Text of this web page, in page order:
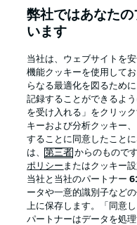
言語をお選びください
日本語
弊社ではあなた
います
当社は、ウェブサイトを
機能クッキーを使用して
らなる最適化を図るため
記録することができるよ
を受け入れる」をクリッ
キーおよび分析クッキー
することに同意したこと
は、第三者 からのもので
ポリシー またはクッキー
当社と当社のパートナー
ータや一意的識別子など
上に保存します。「同意
パートナーはデータを処